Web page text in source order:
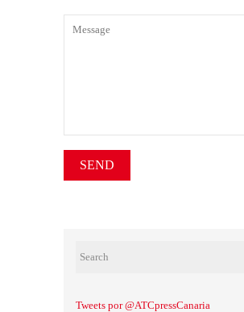
Tweets por @ATCpressCanaria